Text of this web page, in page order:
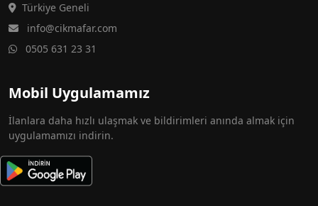
Türkiye Geneli
info@cikmafar.com
0505 631 23 31
Mobil Uygulamamız
İlanlara daha hızlı ulaşmak ve bildirimleri anında almak için
uygulamamızı indirin.